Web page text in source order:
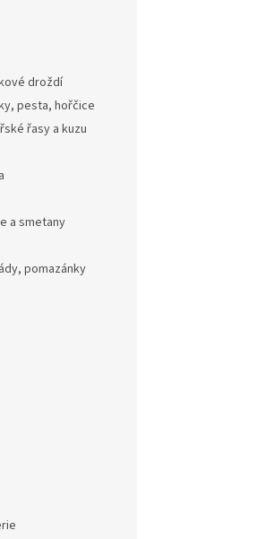
droždí
pesta, hořčice
řasy a kuzu
a smetany
pomazánky